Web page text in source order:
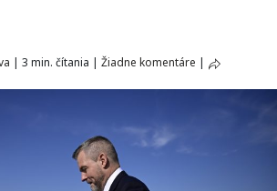
| 3 min. čítania | Žiadne komentáre |